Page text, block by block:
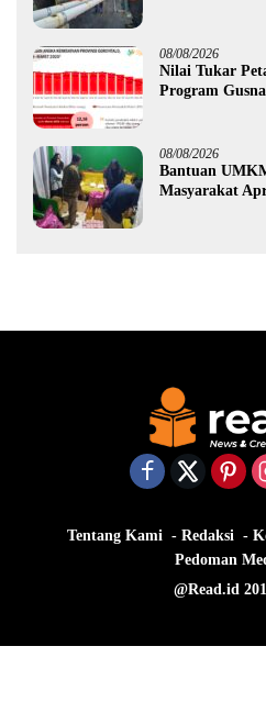
08/08/2026
Nilai Tukar
Program
08/08/2026
Bantuan
Masyarakat
Tentang Kami Redaksi
Pedoman
@Read.id